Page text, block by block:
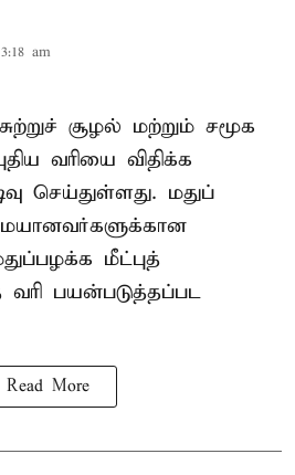
am
சூழல் மற்றும் சமூக
வரியை விதிக்க
செய்துள்ளது. மதுப்
மீட்புத்
வரி பயன்படுத்தப்பட
Read More